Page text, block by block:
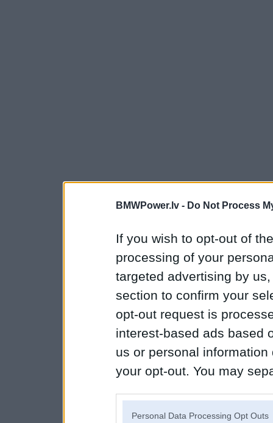
BMWPower.lv - Do Not Process
If you wish to opt-out of
processing of your
targeted advertising by
section to confirm your
opt-out request is
interest-based ads based
us or personal
your opt-out. You may
Personal Data Processing Opt Outs